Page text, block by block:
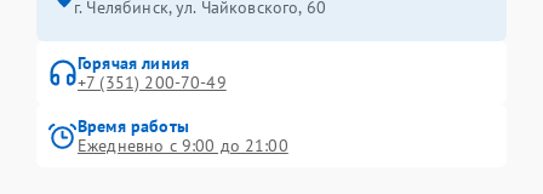
г. Челябинск, ул. Чайковского, 60
Горячая линия
+7 (351) 200-70-49
Время работы
Ежедневно с 9:00 до 21:00